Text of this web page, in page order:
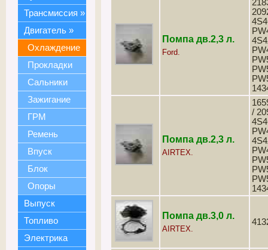
Трансмиссия »
Двигатель »
Охлаждение
Прокладки
Сальники
Зажигание
ГРМ
Ремень
Впуск
Блок
Опоры
Выпуск
Топливо
Электрика
Помпа дв.2,3 л.
Ford.
Помпа дв.2,3 л.
AIRTEX.
/
Помпа дв.3,0 л.
AIRTEX.